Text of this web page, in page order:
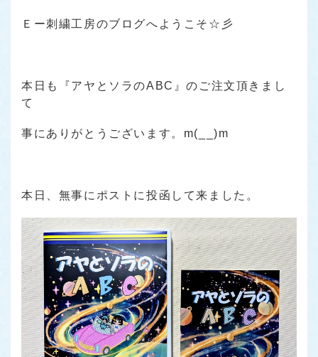
Ｅー刺繍工房のブログへようこそ☆彡
本日も『アヤとソラのABC』のご注文頂きまし
て
事にありがとうございます。m(__)m
本日、無事にポストに投函して来ました。